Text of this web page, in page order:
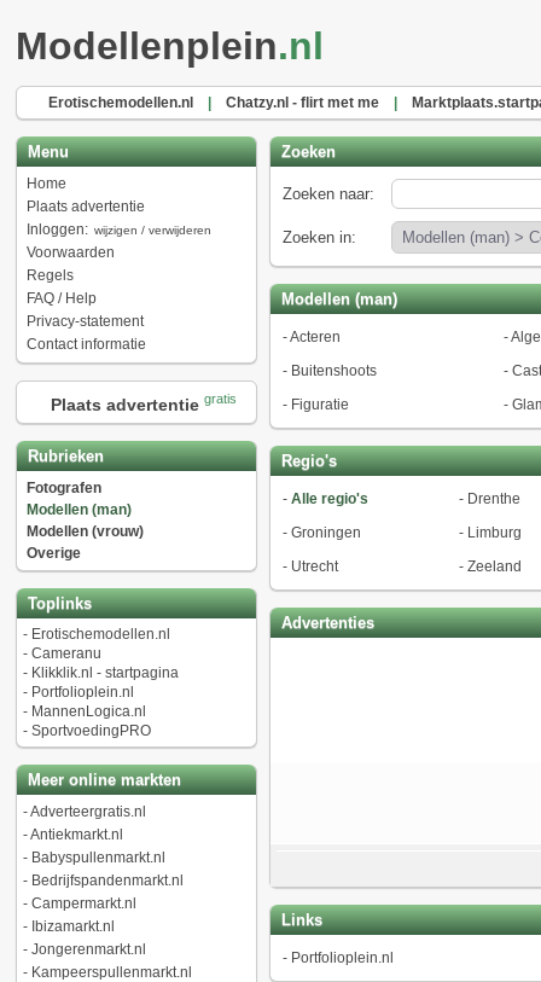
Modellenplein.nl
Erotischemodellen.nl Chatzy.nl - flirt met me
Menu
Home
Plaats advertentie
Inloggen: wijzigen / verwijderen
Voorwaarden
Regels
FAQ / Help
Privacy-statement
Contact informatie
Plaats advertentie gratis
Rubrieken
Fotografen
Modellen (man)
Modellen (vrouw)
Overige
Toplinks
- Erotischemodellen.nl
- Cameranu
- Klikklik.nl - startpagina
- Portfolioplein.nl
- MannenLogica.nl
- SportvoedingPRO
Meer online markten
-Adverteergratis.nl
-Antiekmarkt.nl
- Babyspullenmarkt.nl
- Bedrijfspandenmarkt.nl
- Campermarkt.nl
- Ibizamarkt.nl
- Jongerenmarkt.nl
- Kampeerspullenmarkt.nl
Zoeken
Zoeken naar:
Zoeken in:
Modellen (man)
-Acteren -
- Buitenshoots -
- Figuratie -
Regio's
- Alle regio's - Drenthe
- Groningen - Limburg
- Utrecht - Zeeland
Advertenties
Links
- Portfolioplein.nl